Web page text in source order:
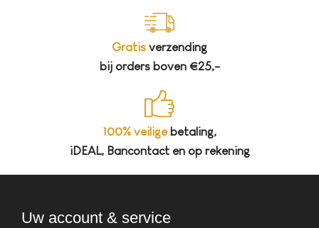
Gratis verzending
bij orders boven €25,-
100% veiligebetaling,
iDEAL, Bancontact en op rekening
Uw account & service